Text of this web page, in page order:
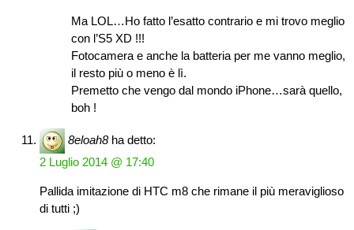
Ma LOL…Ho fatto l’esatto contrario e mi trovo meglio
con l’S5 XD !!!
Fotocamera e anche la batteria per me vanno meglio,
il resto più o meno è lì.
Premetto che vengo dal mondo iPhone…sarà quello,
boh !
8eloah8 ha detto:
2 Luglio 2014 @ 17:40
Pallida imitazione di HTC m8 che rimane il più meraviglioso
di tutti ;)